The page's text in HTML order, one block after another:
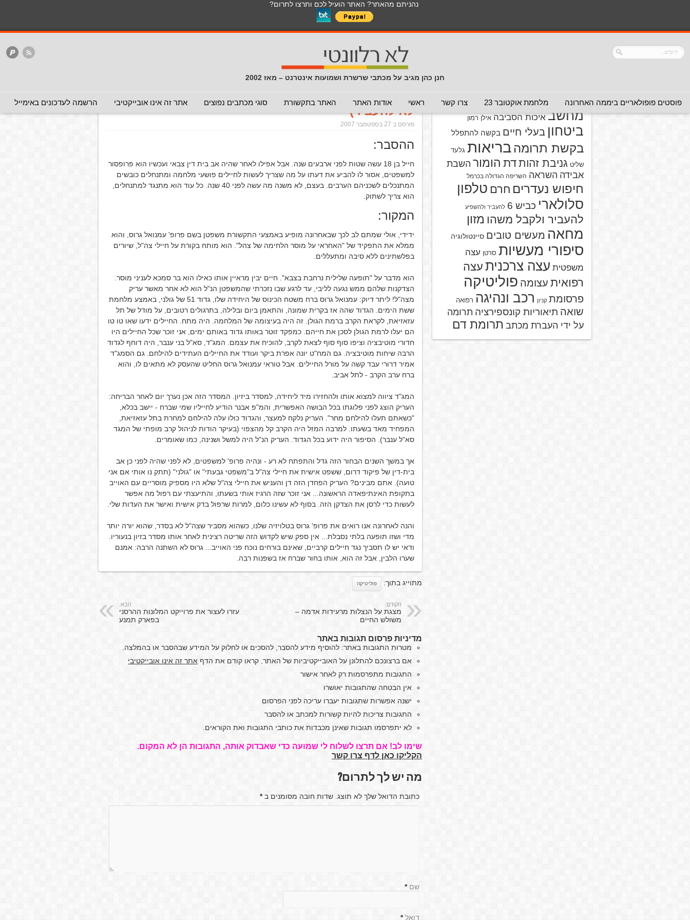
נהניתם מהאתר? האתר הועיל לכם ותרצו לתרום?
חנן כהן מגיב על מכתבי שרשרת ושמועות אינטרנט – מאז 2002
פוסטים פופולאריים ביממה האחרונה מלחמת אוקטובר 23 צרו קשר ראשי אודות האתר האתר בתקשורת סוגי מכתבים נפוצים אתר זה אינו אובייקטיבי הרשמה לעדכונים באימייל
לכל התכנים באתר בנושא נגיף הקורונה
כללי מכתב חוזר מכתבים נפוצים המלצה - לא להעביר המלצה - אפשר להעביר
המלצה - לכאן ולכאן
הנך כאן:דף הבית/המלצה - לא להעביר/
The ugly truth about Prof. Emanuel Gross
לא להעביר)
פורסם ב 27 בספטמבר 2007
ההסבר:
חייל בן 18 עשה שטות לפני ארבעים שנה. אבל אפילו לאחר שהיה אב בית דין צבאי ועכשיו הוא פרופסור
למשפטים, אסור לו להביע את דעתו על מה שצריך לעשות לחיילים פושעי מלחמה ומתנחלים כובשים
המתנכלים לשכניהם הערבים. בעצם, לא משנה מה עשה לפני 40 שנה. כל עוד הוא מתנגד למתנחלים,
הוא צריך לשתוק.
המקור:
ידידי, אולי שמתם לב לכך שבאחרונה מופיע באמצעי התקשורת משפטן בשם פרופ' עמנואל גרוס, והוא
ממלא את התפקיד של "האחראי על מוסר הלחימה של צהל". הוא מותח בקורת על חיילי צה"ל, שיורים
בפלשתינים ללא סיבה ומתעללים.
הוא מדבר על "תופעה שלילית נרחבת בצבא". חיים יבין מראיין אותו כאילו הוא בר סמכא לעניני מוסר.
הצדקנות שלהם ממש נגעה לליבי, עד לרגע שבו נזכרתי שהמשפטן הנ"ל הוא לא אחר מאשר עריק
מצה"ל! ליתר דיוק: עמנואל גרוס ברח משטח הכינוס של היחידה שלו, גדוד 51 של גולני, באמצע מלחמת
ששת הימים. הגדוד שהה אז בקרית שמונה, והתאמן ביום ובלילה, בתרגולים רטובים, על מודל של תל
עזאזיאת, לקראת הקרב ברמת הגולן. זה היה בעיצומה של המלחמה. היה מתח. החיילים ידעו שאו טו טו
הם יעלו לרמת הגולן לסכן את חייהם. כמפקד זוטר באותו גדוד באותם ימים, אני זוכר שכל החיילים היו
חדורי מוטיבציה וציפו סוף סוף לצאת לקרב, להוכיח את עצמם. המג"ד, סא"ל בני ענבר, היה דוחף לגדוד
הרבה שיחות מוטיבציה. גם המח"ט יונה אפרת ביקר ועודד את החיילים העתידים להילחם. גם הסמג"ד
אמיר דרורי עבד קשה על מורל החיילים. אבל טוראי עמנואל גרוס החליט שהעסק לא מתאים לו, והוא
ברח ערב הקרב - לתל אביב.
המג"ד ציווה למצוא אותו ולהחזירו מיד ליחידה, למסדר ביזיון. המסדר הזה אכן נערך יום לאחר הבריחה:
העריק הוצג לפני פלוגתו בכל הבושה האפשרית, והמ"פ אבנר הודיע לחייליו שמי שברח - יישב בכלא,
"כשאתם תעלו להילחם מחר". העריק נלקח למעצר, והגדוד כולו עלה להילחם למחרת בתל עזאזיאת,
המפחיד מאד בשעתו. למרבה המזל היה הקרב קל מהצפוי (בעיקר הודות לניהול קרב מופתי של המגד
סא"ל ענבר). הסיפור היה ידוע בכל הגדוד. העריק הנ"ל היה למשל ושנינה, כמו שאומרים.
אך במשך השנים הבחור הזה גדל והתפתח לא רע - ונהיה פרופ' למשפטים, לא לפני שהיה לפני כן אב
בית-דין של פיקוד דרום, ששפט אישית את חיילי צה"ל ב"משפטי גבעתי" או "גולני" (תתק נו אותי אם אני
טועה). אתם מבינים? העריק הפחדן הזה דן והעניש את חיילי צה"ל שלא היו מספיק מוסריים עם האוייב
בתקופת האינתיפאדה הראשונה... אני זוכר שזה הרגיז אותי בשעתו, והתיעצתי עם רפול מה אפשר
לעשות כדי לרסן את הצדקן הזה. בסוף לא עשינו כלום, למרות שרפול בדק אישית ואישר את העדות שלי.
והנה לאחרונה אנו רואים את פרופ' גרוס בטלויזיה שלנו, כשהוא מסביר שצה"ל לא בסדר, שהוא יורה יותר
מדי ושזו תופעה בלתי נסבלת... אין ספק שיש לקדוש הזה שריטה רצינית לאחר אותו מסדר בזיון בנעוריו.
ודאי יש לו תסביך נגד חיילים קרביים, שאינם בורחים נוכח פני האוייב... גרוס לא השתנה הרבה: אמנם
שערו הלבין, אבל זה הוא, אותו בחור שברח אז בשפנות רבה.
מתוייג בתוך: פוליטיקה
הקודם:
מצגת על הנצלות מרעידות אדמה –
משולש החיים
הבא:
עזרו לעצור את פרוייקט המלונות ההרסני
בפארק תמנע
מדיניות פרסום תגובות באתר
מטרות התגובות באתר: להוסיף מידע להסבר, להסכים או לחלוק על המידע שבהסבר או בהמלצה.
אם ברצונכם להתלונן על האובייקטיביות של האתר, קראו קודם את הדף אתר זה אינו אובייקטיבי
התגובות מתפרסמות רק לאחר אישור
אין הבטחה שהתגובות יאושרו
ישנה אפשרות שתגובות יעברו עריכה לפני הפרסום
התגובות צריכות להיות קשורות למכתב או להסבר
לא יתפרסמו תגובות שאינן מכבדות את כותבי התגובות ואת הקוראים.
שימו לב! אם תרצו לשלוח לי שמועה כדי שאבדוק אותה, התגובות הן לא המקום.
הקליקו כאן לדף צרו קשר
מה יש לך לתרום?
כתובת הדואל שלך לא תוצג. שדות חובה מסומנים ב*
שם *
דואל *
מפני מוצריםאזהרת וירוס
מחשב איכות הסביבה אילן רמון
ביטחון בעלי חיים בקשה להתפלל
בקשת תרומהבריאות גלעד
שליט גניבת זהותדת הומור השבת
אבידה השראה השריפה הגדולה בכרמל
חיפוש נעדרים חרם טלפון
סלולארי כביש 6 להעביר ולהשפיע
להעביר ולקבל משהו מזון
מחאה מעשים טובים סיינטולוגיה
סיפורי מעשיות סרטן עצה
משפטית עצה צרכנית עצה
רפואית עצומה פוליטיקה
פרסומת קניון רכב ונהיגה רפואה
שואה תיאוריות קונספירציה תרומה
על ידי העברת מכתב תרומת דם